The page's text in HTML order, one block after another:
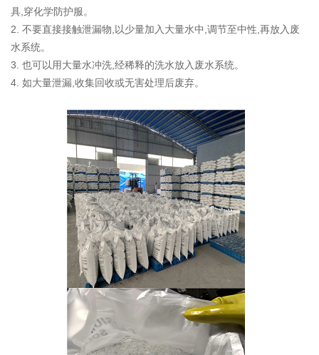
具,穿化学防护服。
2. 不要直接接触泄漏物,以少量加入大量水中,调节至中性,再放入废
水系统。
3. 也可以用大量水冲洗,经稀释的洗水放入废水系统。
4. 如大量泄漏,收集回收或无害处理后废弃。